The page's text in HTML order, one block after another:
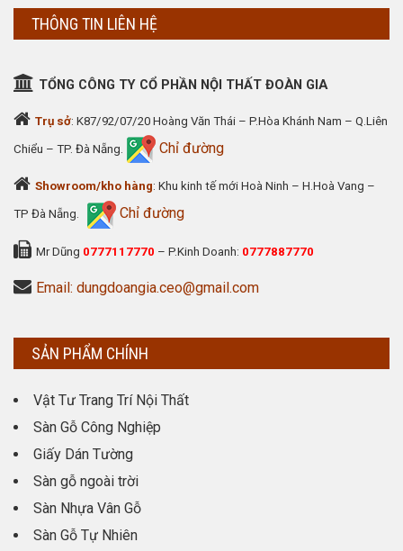
THÔNG TIN LIÊN HỆ
TỔNG CÔNG TY CỔ PHẦN NỘI THẤT ĐOÀN GIA
Trụ sở: K87/92/07/20 Hoàng Văn Thái – P.Hòa Khánh Nam – Q.Liên
Chiểu – TP. Đà Nẵng. Chỉ đường
Showroom/kho hàng: Khu kinh tế mới Hoà Ninh – H.Hoà Vang –
TP Đà Nẵng. Chỉ đường
Mr Dũng 0777117770 – P.Kinh Doanh: 0777887770
Email: dungdoangia.ceo@gmail.com
SẢN PHẨM CHÍNH
Vật Tư Trang Trí Nội Thất
Sàn Gỗ Công Nghiệp
Giấy Dán Tường
Sàn gỗ ngoài trời
Sàn Nhựa Vân Gỗ
Sàn Gỗ Tự Nhiên